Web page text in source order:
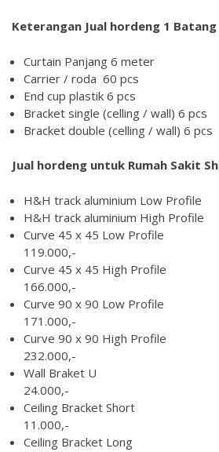
Keterangan Jual hordeng 1 Batang
Curtain Panjang 6 meter
Carrier / roda 60 pcs
End cup plastik 6 pcs
Bracket single (celling / wall) 6 pcs
Bracket double (celling / wall) 6 pcs
Jual hordeng untuk Rumah Sakit
H&H track aluminium Low
H&H track aluminium High
Curve 45 x 45 Low
119.000,-
Curve 45 x 45 High
166.000,-
Curve 90 x 90 Low
171.000,-
Curve 90 x 90 High
232.000,-
Wall Braket
24.000,-
Ceiling Bracket
11.000,-
Ceiling Bracket